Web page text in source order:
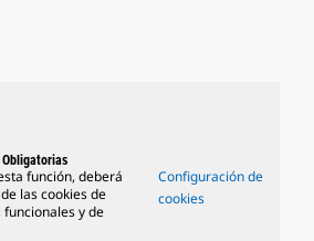
Obligatorias
función, deberá
las cookies de
y de
Configuración de
cookies